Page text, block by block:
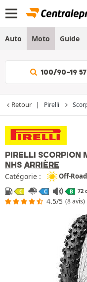
Auto Moto Guide
100/90-19
Retour Pirelli
PIRELLI SCORPION
NHS ARRIÈRE
Catégorie : Off-Road
C C B 72
4.5/5 (8 avis)